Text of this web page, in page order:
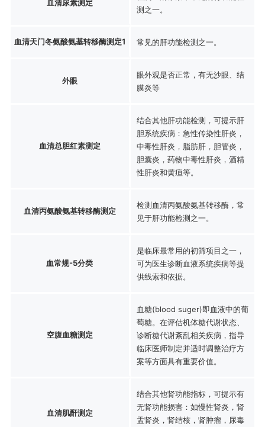
血清尿素测定
测之一。
血清天门冬氨酸氨基转移酶测定1 常见的肝功能检测之一。
外眼
眼外观是否正常，有无沙眼、结
膜炎等
血清总胆红素测定
结合其他肝功能检测，可提示肝
胆系统疾病：急性传染性肝炎，
中毒性肝炎，脂肪肝，胆管炎，
胆囊炎，药物中毒性肝炎，酒精
性肝炎和黄疸等。
血清丙氨酸氨基转移酶测定
检测血清丙氨酸氨基转移酶，常
见于肝功能检测之一。
血常规-5分类
是临床最常用的初筛项目之一，
可为医生诊断血液系统疾病等提
供线索和依据。
空腹血糖测定
血糖(blood suger)即血液中的葡
萄糖。在评估机体糖代谢状态、
诊断糖代谢紊乱相关疾病，指导
临床医师制定并适时调整治疗方
案等方面具有重要价值。
血清肌酐测定
结合其他肾功能指标，可提示有
无肾功能损害：如慢性肾炎，肾
盂肾炎，肾结核，肾肿瘤，尿毒